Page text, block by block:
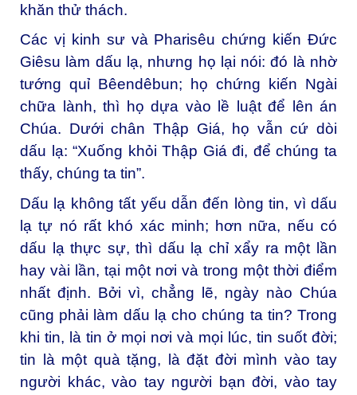
khăn thử thách.
Các vị kinh sư và Pharisêu chứng kiến Đức
Giêsu làm dấu lạ, nhưng họ lại nói: đó là nhờ
tướng quỉ Bêendêbun; họ chứng kiến Ngài
chữa lành, thì họ dựa vào lề luật để lên án
Chúa. Dưới chân Thập Giá, họ vẫn cứ dòi
dấu lạ: “Xuống khỏi Thập Giá đi, để chúng ta
thấy, chúng ta tin”.
Dấu lạ không tất yếu dẫn đến lòng tin, vì dấu
lạ tự nó rất khó xác minh; hơn nữa, nếu có
dấu lạ thực sự, thì dấu lạ chỉ xẩy ra một lần
hay vài lần, tại một nơi và trong một thời điểm
nhất định. Bởi vì, chẳng lẽ, ngày nào Chúa
cũng phải làm dấu lạ cho chúng ta tin? Trong
khi tin, là tin ở mọi nơi và mọi lúc, tin suốt đời;
tin là một quà tặng, là đặt đời mình vào tay
người khác, vào tay người bạn đời, vào tay